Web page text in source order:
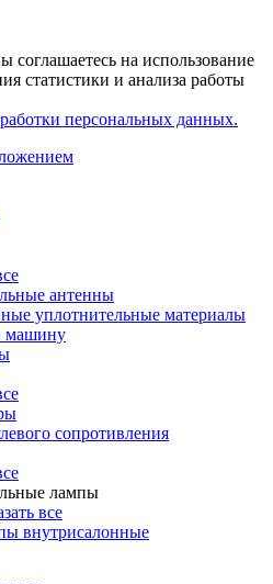
соглашаетесь на использование
статистики и анализа работы
персональных данных.
антенны
уплотнительные материалы
машину
сопротивления
лампы
все
внутрисалонные